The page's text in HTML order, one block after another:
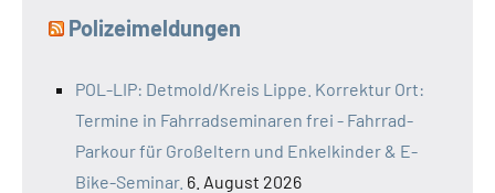
Polizeimeldungen
POL-LIP: Detmold/Kreis Lippe. Korrektur Ort:
Termine in Fahrradseminaren frei - Fahrrad-
Parkour für Großeltern und Enkelkinder & E-
Bike-Seminar. 6. August 2026